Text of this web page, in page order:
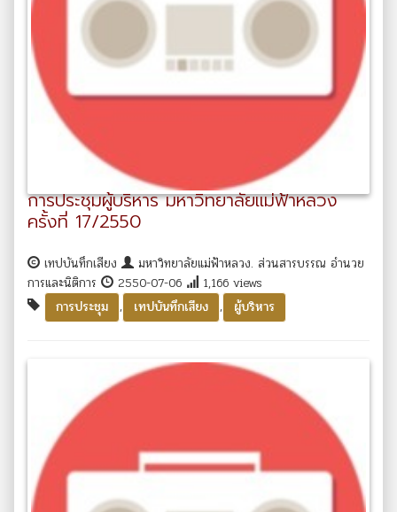
การประชุมผู้บริหาร มหาวิทยาลัยแม่ฟ้าหลวง
ครั้งที่ 17/2550
เทปบันทึกเสียง
มหาวิทยาลัยแม่ฟ้าหลวง. ส่วนสารบรรณ อำนวย
การและนิติการ
2550-07-06
1,166 views
การประชุม
, เทปบันทึกเสียง , ผู้บริหาร